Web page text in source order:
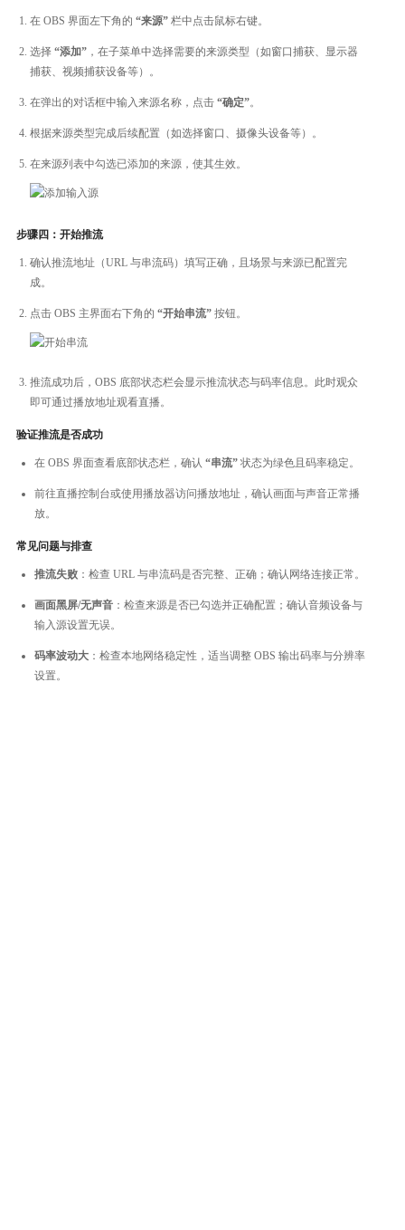
在 OBS 界面左下角的 “来源” 栏中点击鼠标右键。
选择 “添加” ，在子菜单中选择需要的来源类型（如窗口捕获、显示器
捕获、视频捕获设备等）。
在弹出的对话框中输入来源名称，点击 “确定”。
根据来源类型完成后续配置（如选择窗口、摄像头设备等）。
在来源列表中勾选已添加的来源，使其生效。
步骤四：开始推流
确认推流地址（URL 与串流码）填写正确，且场景与来源已配置完
成。
点击 OBS 主界面右下角的 “开始串流” 按钮。
推流成功后，OBS 底部状态栏会显示推流状态与码率信息。此时观众
即可通过播放地址观看直播。
验证推流是否成功
在 OBS 界面查看底部状态栏，确认 “串流” 状态为绿色且码率稳定。
前往直播控制台或使用播放器访问播放地址，确认画面与声音正常播
放。
常见问题与排查
推流失败 ：检查 URL 与串流码是否完整、正确；确认网络连接正常。
画面黑屏/无声音 ：检查来源是否已勾选并正确配置；确认音频设备与
输入源设置无误。
码率波动大 ：检查本地网络稳定性，适当调整 OBS 输出码率与分辨率
设置。